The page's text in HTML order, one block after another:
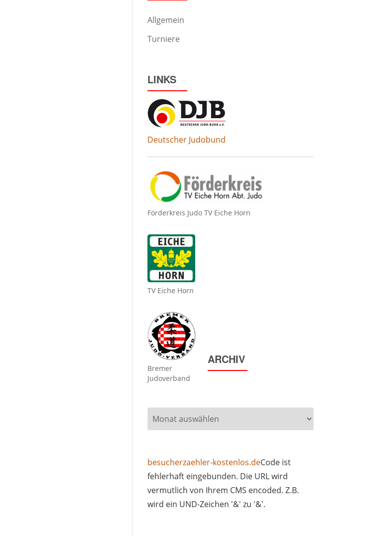
Allgemein
Turniere
LINKS
Deutscher Judobund
Förderkreis Judo TV Eiche Horn
TV Eiche Horn
Bremer
Judoverband
ARCHIV
Archiv
besucherzaehler-kostenlos.deCode ist
fehlerhaft eingebunden. Die URL wird
vermutlich von Ihrem CMS encoded. Z.B.
wird ein UND-Zeichen '&' zu '&'.